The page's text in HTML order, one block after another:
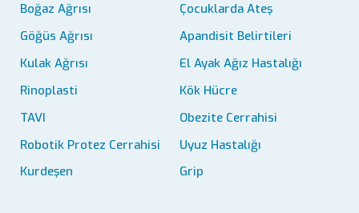
Boğaz Ağrısı
Çocuklarda Ateş
Göğüs Ağrısı
Apandisit Belirtileri
Kulak Ağrısı
El Ayak Ağız Hastalığı
Rinoplasti
Kök Hücre
TAVI
Obezite Cerrahisi
Robotik Protez Cerrahisi
Uyuz Hastalığı
Kurdeşen
Grip